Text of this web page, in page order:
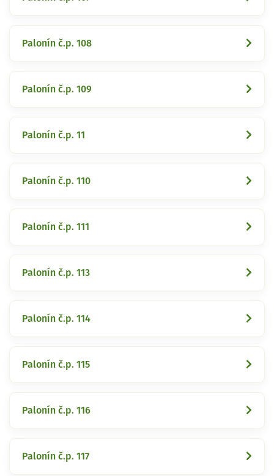
Palonín č.p. 108
Palonín č.p. 109
Palonín č.p. 11
Palonín č.p. 110
Palonín č.p. 111
Palonín č.p. 113
Palonín č.p. 114
Palonín č.p. 115
Palonín č.p. 116
Palonín č.p. 117